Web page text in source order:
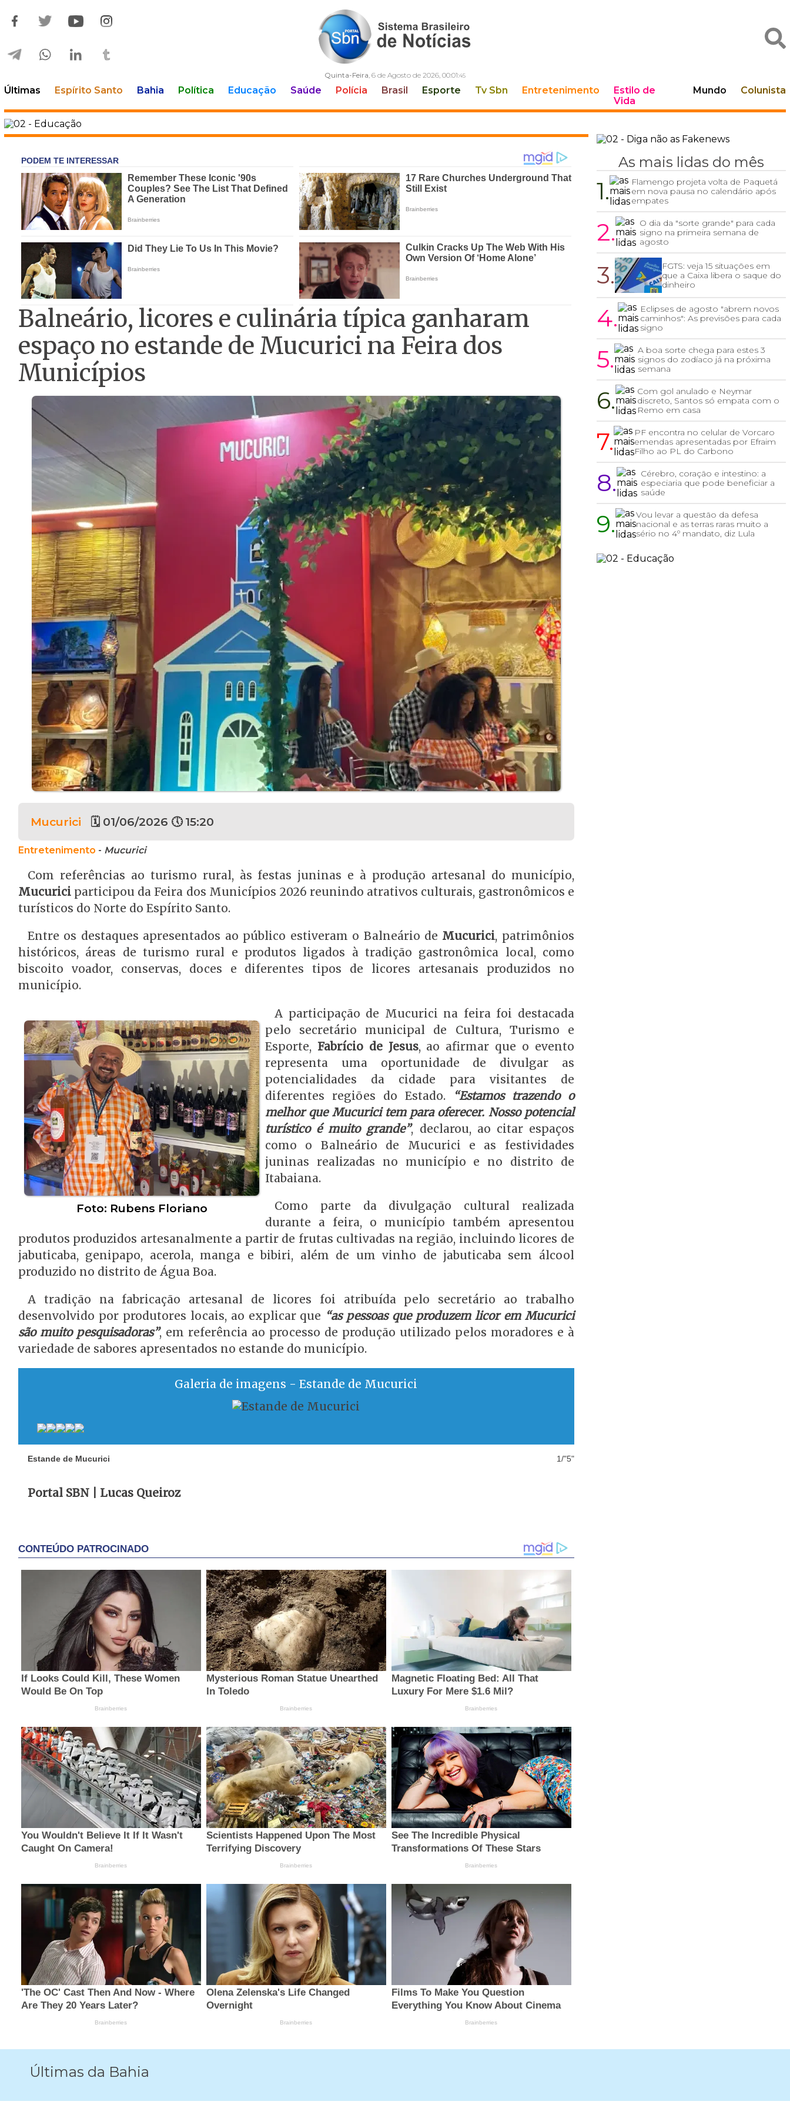
Quinta-Feira, 6 de Agosto de 2026, 00:01:47
Últimas Espírito Santo Bahia Política Educação Saúde Polícia Brasil Esporte Tv Sbn Entretenimento
Estilo de
Vida
Mundo Colunista
Balneário, licores e culinária típica ganharam
espaço no estande de Mucurici na Feira dos
Municípios
Mucurici 🗓 01/06/2026 🕔 15:20
Entretenimento - Mucurici
Com referências ao turismo rural, às festas juninas e à produção artesanal do município,
Mucurici participou da Feira dos Municípios 2026 reunindo atrativos culturais, gastronômicos e
turísticos do Norte do Espírito Santo.
Entre os destaques apresentados ao público estiveram o Balneário de Mucurici, patrimônios
históricos, áreas de turismo rural e produtos ligados à tradição gastronômica local, como
biscoito voador, conservas, doces e diferentes tipos de licores artesanais produzidos no
município.
Foto: Rubens Floriano
A participação de Mucurici na feira foi destacada
pelo secretário municipal de Cultura, Turismo e
Esporte, Fabrício de Jesus, ao afirmar que o evento
representa uma oportunidade de divulgar as
potencialidades da cidade para visitantes de
diferentes regiões do Estado.
“Estamos trazendo o
melhor que Mucurici tem para oferecer. Nosso potencial
turístico é muito grande”, declarou, ao citar espaços
como o Balneário de Mucurici e as festividades
juninas realizadas no município e no distrito de
Itabaiana.
Como parte da divulgação cultural realizada
durante a feira, o município também apresentou
produtos produzidos artesanalmente a partir de frutas cultivadas na região, incluindo licores de
jabuticaba, genipapo, acerola, manga e bibiri, além de um vinho de jabuticaba sem álcool
produzido no distrito de Água Boa.
A tradição na fabricação artesanal de licores foi atribuída pelo secretário ao trabalho
desenvolvido por produtores locais, ao explicar que “as pessoas que produzem licor em Mucurici
são muito pesquisadoras”, em referência ao processo de produção utilizado pelos moradores e à
variedade de sabores apresentados no estande do município.
Galeria de imagens - Estande de Mucurici
Estande de Mucurici 1/"5"
Portal SBN | Lucas Queiroz
As mais lidas do mês
1.
Flamengo projeta volta de Paquetá
em nova pausa no calendário após
empates
2.
O dia da "sorte grande" para cada
signo na primeira semana de
agosto
3.
FGTS: veja 15 situações em
que a Caixa libera o saque do
dinheiro
4.
Eclipses de agosto "abrem novos
caminhos": As previsões para cada
signo
5.
A boa sorte chega para estes 3
signos do zodíaco já na próxima
semana
6.
Com gol anulado e Neymar
discreto, Santos só empata com o
Remo em casa
7.
PF encontra no celular de Vorcaro
emendas apresentadas por Efraim
Filho ao PL do Carbono
8.
Cérebro, coração e intestino: a
especiaria que pode beneficiar a
saúde
9.
Vou levar a questão da defesa
nacional e as terras raras muito a
sério no 4º mandato, diz Lula
Últimas da Bahia